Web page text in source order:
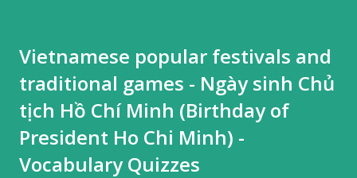
Vietnamese popular festivals and
traditional games - Ngày sinh Chủ
tịch Hồ Chí Minh (Birthday of
President Ho Chi Minh) -
Vocabulary Quizzes